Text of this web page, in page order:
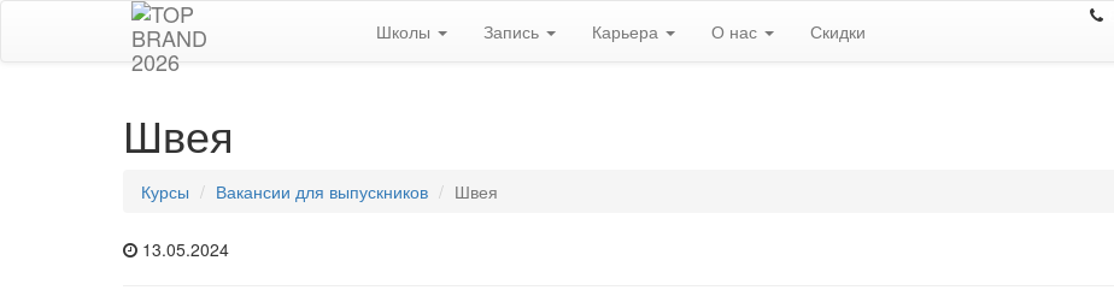
Школы Запись Карьера О нас Скидки
Швея
Курсы Вакансии для выпускников Швея
13.05.2024